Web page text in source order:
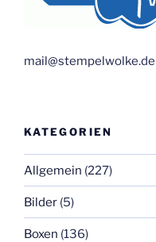
mail@stempelwolke.de
KATEGORIEN
Allgemein (227)
Bilder (5)
Boxen (136)